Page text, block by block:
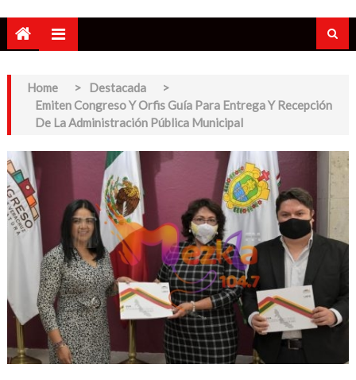
Home > Destacada
>
Emiten Congreso Y Orfis Guía Para Entrega Y Recepción
De La Administración Pública Municipal